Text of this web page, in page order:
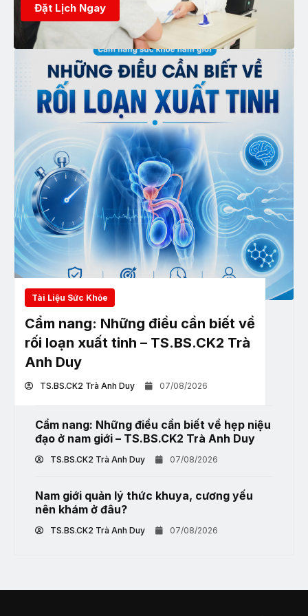
Đặt Lịch Ngay
Tài Liệu Sức Khỏe
Cẩm nang: Những điều cần biết về
rối loạn xuất tinh – TS.BS.CK2 Trà
Anh Duy
TS.BS.CK2 Trà Anh Duy 07/08/2026
Cẩm nang: Những điều cần biết về hẹp niệu
đạo ở nam giới – TS.BS.CK2 Trà Anh Duy
TS.BS.CK2 Trà Anh Duy 07/08/2026
Nam giới quản lý thức khuya, cương yếu
nên khám ở đâu?
TS.BS.CK2 Trà Anh Duy 07/08/2026